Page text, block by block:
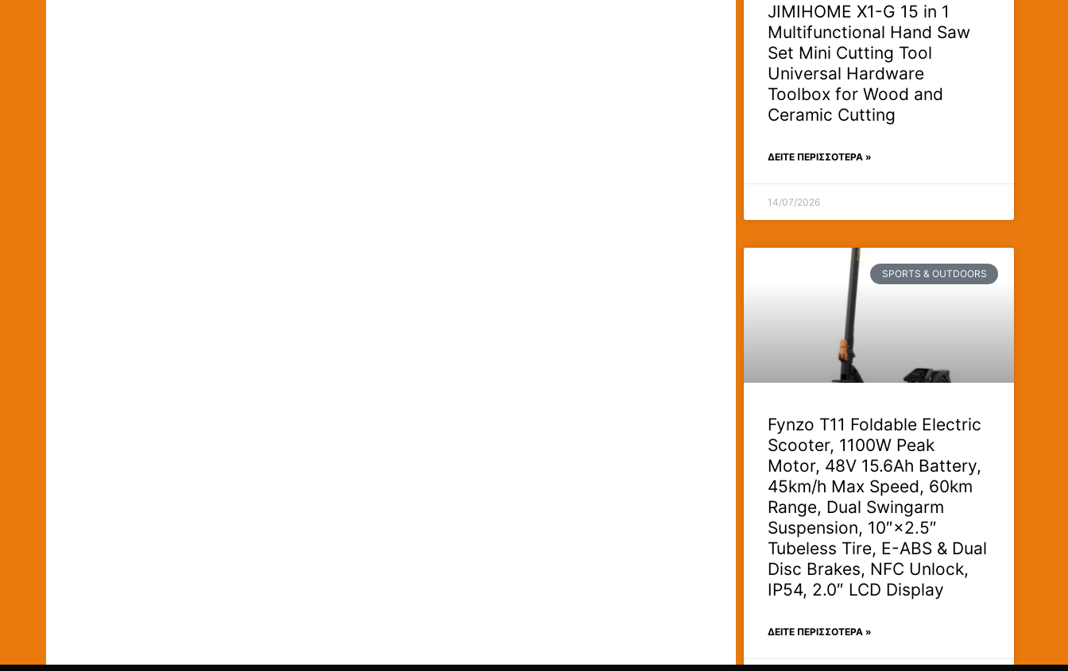
JIMIHOME X1-G 15 in 1
Multifunctional Hand Saw
Set Mini Cutting Tool
Universal Hardware
Toolbox for Wood and
Ceramic Cutting
ΔΕΊΤΕ ΠΕΡΙΣΣΟΤΕΡΑ »
14/07/2026
SPORTS & OUTDOORS
Fynzo T11 Foldable Electric
Scooter, 1100W Peak
Motor, 48V 15.6Ah Battery,
45km/h Max Speed, 60km
Range, Dual Swingarm
Suspension, 10″×2.5″
Tubeless Tire, E-ABS & Dual
Disc Brakes, NFC Unlock,
IP54, 2.0″ LCD Display
ΔΕΊΤΕ ΠΕΡΙΣΣΟΤΕΡΑ »